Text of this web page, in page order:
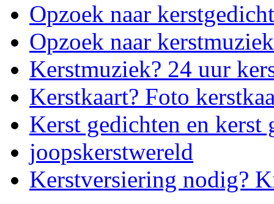
Opzoek naar
Opzoek naar
Kerstmuziek? 24 uur
Kerstkaart? Foto
Kerst gedichten en kerst
joopskerstwereld
Kerstversiering nodig?